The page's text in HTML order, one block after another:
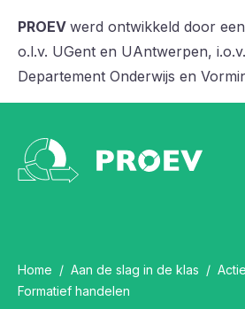
PROEV werd ontwikkeld door
o.l.v. UGent en UAntwerpen,
Departement Onderwijs en
Home / Aan de slag in de klas /
Formatief handelen